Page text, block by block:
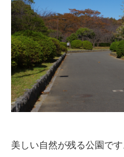
美しい自然が残る公園で